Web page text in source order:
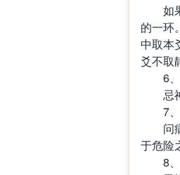
如果
的一环
中取本
爻不取
6、
忌神
7、
问病
于危险
8、